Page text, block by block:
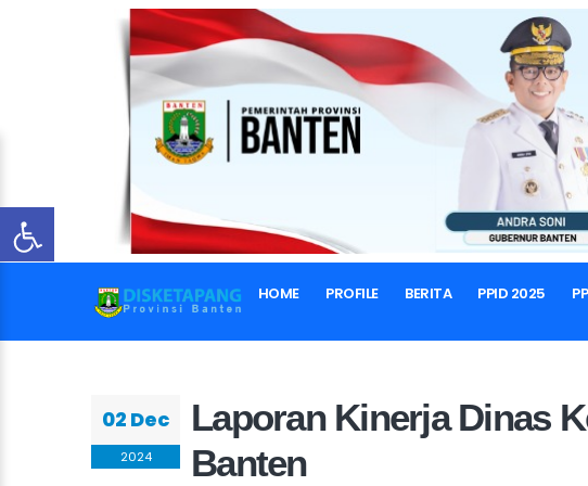
HOME PROFILE BERITA PPID 2025
Laporan Kinerja
02 Dec
2024
Laporan Kinerja Dinas
Banten